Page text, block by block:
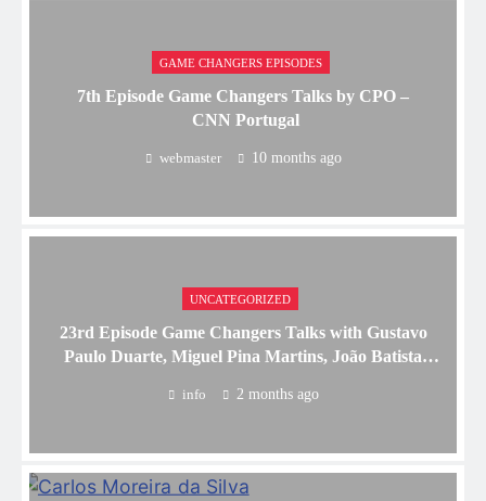
GAME CHANGERS EPISODES
7th Episode Game Changers Talks by CPO –
CNN Portugal
webmaster 10 months ago
UNCATEGORIZED
23rd Episode Game Changers Talks with Gustavo
Paulo Duarte, Miguel Pina Martins, João Batista
info 2 months ago